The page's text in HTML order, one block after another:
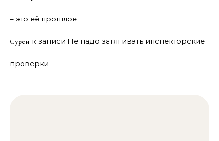
– это её прошлое
Сурен к записи Не надо затягивать инспекторские
проверки